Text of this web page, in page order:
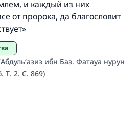
и каждый из них
от пророка, да благословит
ибн Баз. Фатауа нурун
Т. 2. С. 869)